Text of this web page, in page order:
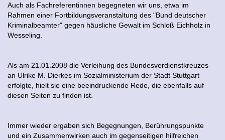
Auch als Fachreferentinnen begegneten wir uns, etwa im
Rahmen einer Fortbildungsveranstaltung des "Bund deutscher
Kriminalbeamter" gegen häusliche Gewalt im Schloß Eichholz in
Wesseling.
Als am 21.01.2008 die Verleihung des Bundesverdienstkreuzes
an Ulrike M. Dierkes im Sozialministerium der Stadt Stuttgart
erfolgte, hielt sie eine beeindruckende Rede, die ebenfalls auf
diesen Seiten zu finden ist.
Immer wieder ergaben sich Begegnungen, Berührungspunkte
und ein Zusammenwirken auch im gegenseitigen hilfreichen